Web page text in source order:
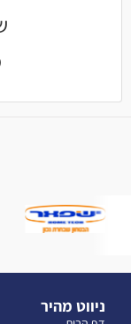
ניווט מהיר